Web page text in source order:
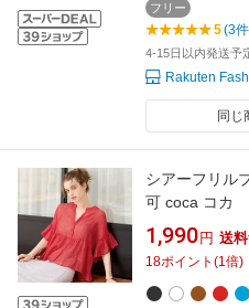
フリー
5(3
4-15日以内発送予
Rakuten
同じ
シアーフリル
可 coca コカ
1,990 円 送
18ポイント (1倍)